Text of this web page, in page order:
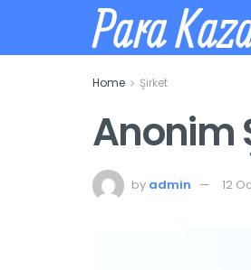
Para
Home Şirket
Anonim
by admin 12